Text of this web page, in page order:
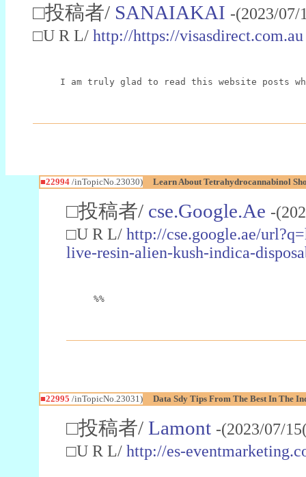
□投稿者/ SANAIAKAI -(2023/
□U R L/ http://https://visasdirect.com.au
I am truly glad to read this website posts
■22994/inTopicNo.23030) Learn About Tetrahydrocannabinol
□投稿者/ cse.Google.Ae -
□U R L/ http://cse.google.ae/
live-resin-alien-kush-indica-
%%
■22995 /inTopicNo.23031) Data Sdy Tips From The Best In The
□投稿者/ Lamont -(2023/07/
□U R L/ http://es-